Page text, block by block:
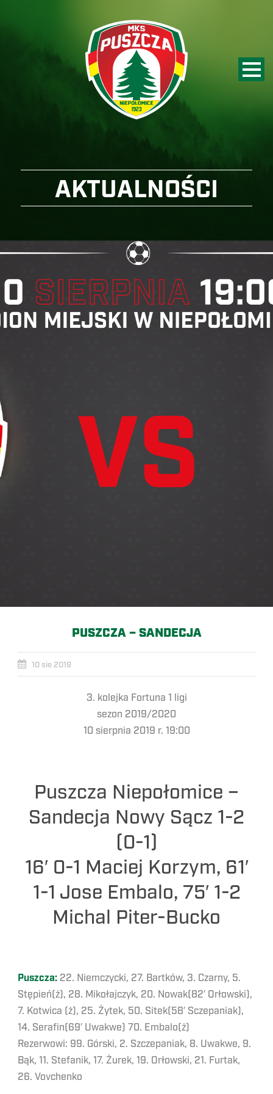
AKTUALNOŚCI
PUSZCZA – SANDECJA
10 sie 2019
3. kolejka Fortuna 1 ligi
sezon 2019/2020
10 sierpnia 2019 r. 19:00
Puszcza Niepołomice –
Sandecja Nowy Sącz 1-2
(0-1)
16′ 0-1 Maciej Korzym, 61′
1-1 Jose Embalo, 75′ 1-2
Michal Piter-Bucko
Puszcza: 22. Niemczycki, 27. Bartków, 3. Czarny, 5.
Stępień(ż), 28. Mikołajczyk, 20. Nowak(82′ Orłowski),
7. Kotwica (ż), 25. Żytek, 50. Sitek(58′ Sczepaniak),
14. Serafin(69′ Uwakwe) 70. Embalo(ż)
Rezerwowi: 99. Górski, 2. Szczepaniak, 8. Uwakwe, 9.
Bąk, 11. Stefanik, 17. Żurek, 19. Orłowski, 21. Furtak,
26. Vovchenko